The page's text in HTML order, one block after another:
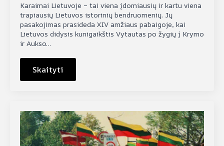
Karaimai Lietuvoje – tai viena įdomiausių ir kartu viena
trapiausių Lietuvos istorinių bendruomenių. Jų
pasakojimas prasideda XIV amžiaus pabaigoje, kai
Lietuvos didysis kunigaikštis Vytautas po žygių į Krymo
ir Aukso…
Skaityti